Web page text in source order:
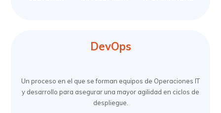
DevOps
Un proceso en el que se forman equipos de Operaciones IT
y desarrollo para asegurar una mayor agilidad en ciclos de
despliegue.